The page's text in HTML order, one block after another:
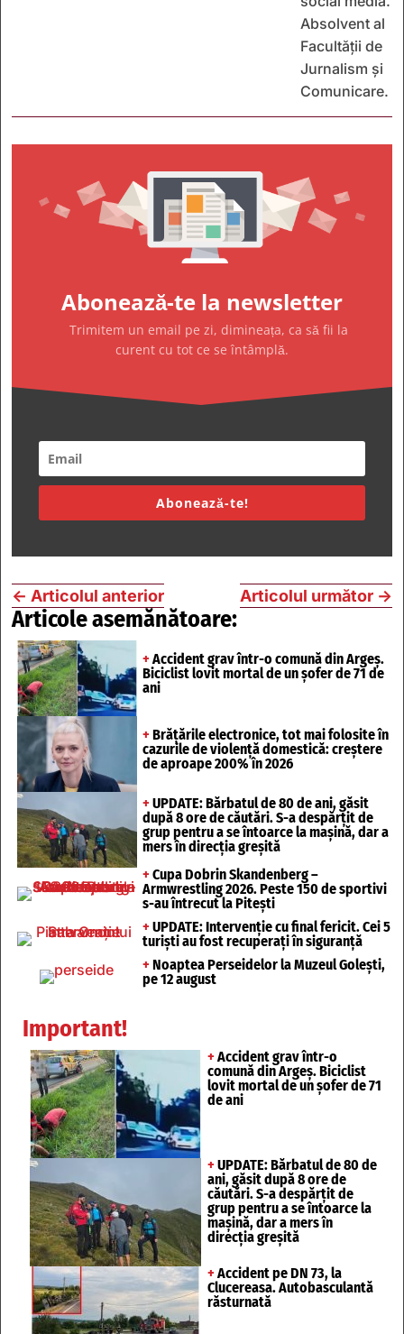
Absolvent al
Facultății de
Jurnalism și
Comunicare.
Abonează-te la newsletter
Trimitem un email pe zi, dimineața, ca să fii la
curent cu tot ce se întâmplă.
Abonează-te!
← Articolul anterior Articolul următor →
Articole asemănătoare:
+ Accident grav într-o comună din Argeș.
Biciclist lovit mortal de un șofer de 71 de
ani
+ Brățările electronice, tot mai folosite în
cazurile de violență domestică: creștere
de aproape 200% în 2026
+ UPDATE: Bărbatul de 80 de ani, găsit
după 8 ore de căutări. S-a despărțit de
grup pentru a se întoarce la mașină, dar a
mers în direcția greșită
+ Cupa Dobrin Skandenberg –
Armwrestling 2026. Peste 150 de sportivi
s-au întrecut la Pitești
+ UPDATE: Intervenție cu final fericit. Cei 5
turiști au fost recuperați în siguranță
+ Noaptea Perseidelor la Muzeul Golești,
pe 12 august
Important!
+ Accident grav într-o
comună din Argeș. Biciclist
lovit mortal de un șofer de 71
de ani
+ UPDATE: Bărbatul de 80 de
ani, găsit după 8 ore de
căutări. S-a despărțit de
grup pentru a se întoarce la
mașină, dar a mers în
direcția greșită
+ Accident pe DN 73, la
Clucereasa. Autobasculantă
răsturnată